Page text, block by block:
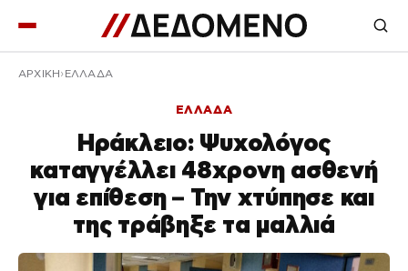
ΑΡΧΙΚΉ ΕΛΛΑΔΑ
ΕΛΛΑΔΑ
Ηράκλειο: Ψυχολόγος
καταγγέλλει 48χρονη ασθενή
για επίθεση – Την χτύπησε και
της τράβηξε τα μαλλιά